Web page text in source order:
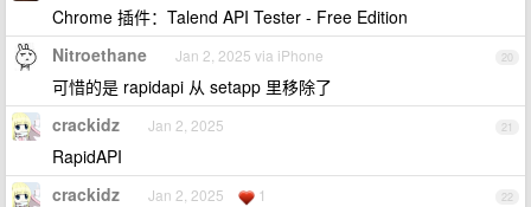
Chrome 插件：Talend API Tester - Free Edition
20
Nitroethane Jan 2, 2025 via iPhone
可惜的是 rapidapi 从 setapp 里移除了
21
crackidz Jan 2, 2025
RapidAPI
22
crackidz Jan 2, 2025 1